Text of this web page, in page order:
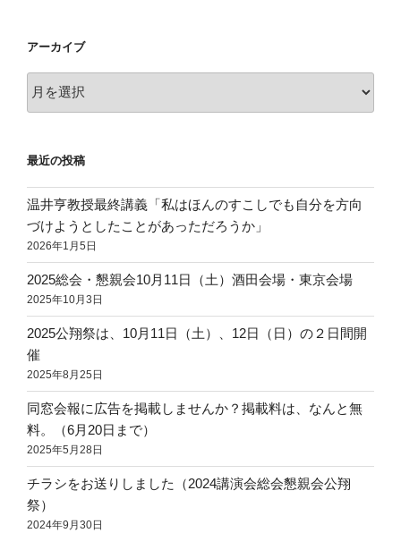
アーカイブ
ー
ブ
最近の投稿
温井亨教授最終講義「私はほんのすこしでも自分を方向
づけようとしたことがあっただろうか」
2026年1月5日
2025総会・懇親会10月11日（土）酒田会場・東京会場
2025年10月3日
2025公翔祭は、10月11日（土）、12日（日）の２日間開
催
2025年8月25日
同窓会報に広告を掲載しませんか？掲載料は、なんと無
料。（6月20日まで）
2025年5月28日
チラシをお送りしました（2024講演会総会懇親会公翔
祭）
2024年9月30日